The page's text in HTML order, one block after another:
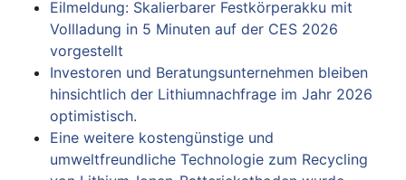
Eilmeldung: Skalierbarer Festkörperakku mit
Vollladung in 5 Minuten auf der CES 2026
vorgestellt
Investoren und Beratungsunternehmen bleiben
hinsichtlich der Lithiumnachfrage im Jahr 2026
optimistisch.
Eine weitere kostengünstige und
umweltfreundliche Technologie zum Recycling